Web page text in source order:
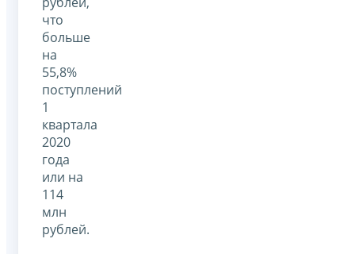
что
больше
на
55,8%
поступлений
1
квартала
2020
года
или на
114
млн
рублей.